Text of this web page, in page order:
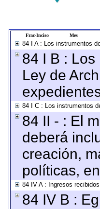
Frac-Inciso Mes
84 I A : Los instrumentos
84 I B :
Ley de
84 I C : Los instrumentos
84 II - : El
deberá
creación,
políticas,
84 IV A : Ingresos
84 IV B :